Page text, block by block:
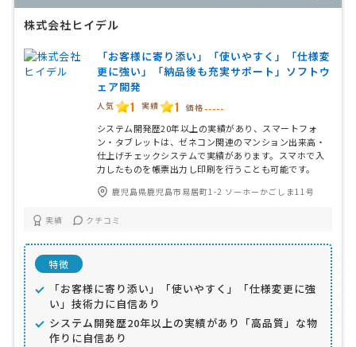
株式会社ヒイデル
「お客様に寄り添い」「使いやすく」「仕様変
更に強い」「納品後も充実サポート」ソフトウ
ェア開発
人気 1 実績 1 価格 -----
システム開発歴20年以上の実績があり、スマートフォ
ン・タブレットは、ゼネコン関連のマンション出来高・
仕上げチェックシステムで実績があります。スマホで入
力したものを帳票出力し印刷を行うことも可能です。
鹿児島県鹿児島市易居町1-2 ソーホーかごしま11号
実績 クチコミ
特徴
「お客様に寄り添い」「使いやすく」「仕様変更に強
い」技術力に自信あり
システム開発歴20年以上の実績があり「高品質」な物
作りに自信あり